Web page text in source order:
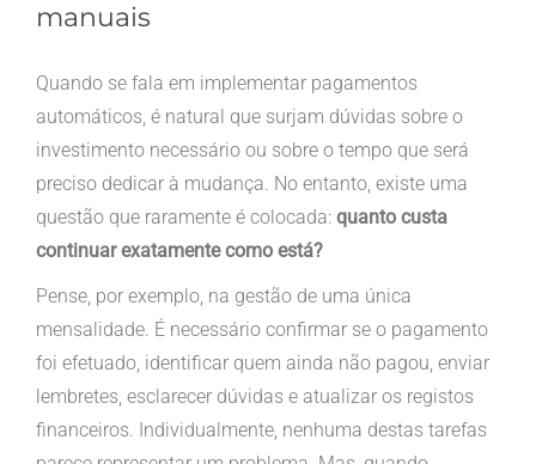
manuais
Quando se fala em implementar pagamentos
automáticos, é natural que surjam dúvidas sobre o
investimento necessário ou sobre o tempo que será
preciso dedicar à mudança. No entanto, existe uma
questão que raramente é colocada:quanto custa
continuar exatamente como está?
Pense, por exemplo, na gestão de uma única
mensalidade. É necessário confirmar se o pagamento
foi efetuado, identificar quem ainda não pagou, enviar
lembretes, esclarecer dúvidas e atualizar os registos
financeiros. Individualmente, nenhuma destas tarefas